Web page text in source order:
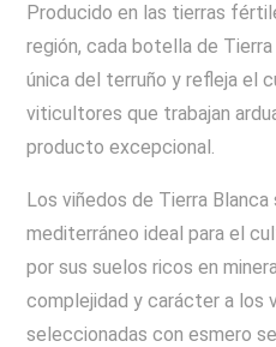
Producido en las tierras
región, cada botella de
única del terruño y refleja el
viticultores que trabajan
producto excepcional.
Los viñedos de Tierra
mediterráneo ideal para el
por sus suelos ricos en
complejidad y carácter a los
seleccionadas con esmero